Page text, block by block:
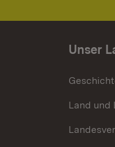
Unser
Land und